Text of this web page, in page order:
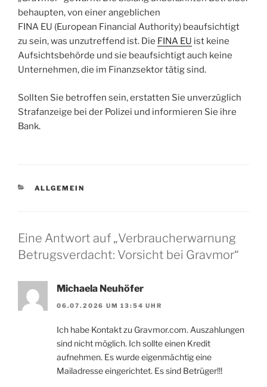
behaupten, von einer angeblichen
FINA EU (European Financial Authority) beaufsichtigt
zu sein, was unzutreffend ist. Die FINA EU ist keine
Aufsichtsbehörde und sie beaufsichtigt auch keine
Unternehmen, die im Finanzsektor tätig sind.
Sollten Sie betroffen sein, erstatten Sie unverzüglich
Strafanzeige bei der Polizei und informieren Sie ihre
Bank.
KATEGORIEN
ALLGEMEIN
Eine Antwort auf „Verbraucherwarnung
Betrugsverdacht: Vorsicht bei Gravmor“
Michaela Neuhöfer
06.07.2026 UM 13:54 UHR
Ich habe Kontakt zu Gravmor.com. Auszahlungen
sind nicht möglich. Ich sollte einen Kredit
aufnehmen. Es wurde eigenmächtig eine
Mailadresse eingerichtet. Es sind Betrüger!!!